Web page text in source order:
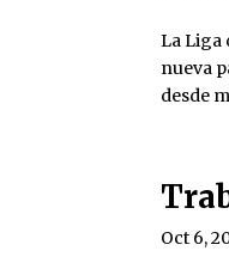
La Liga
nueva
desde
Oct 6,